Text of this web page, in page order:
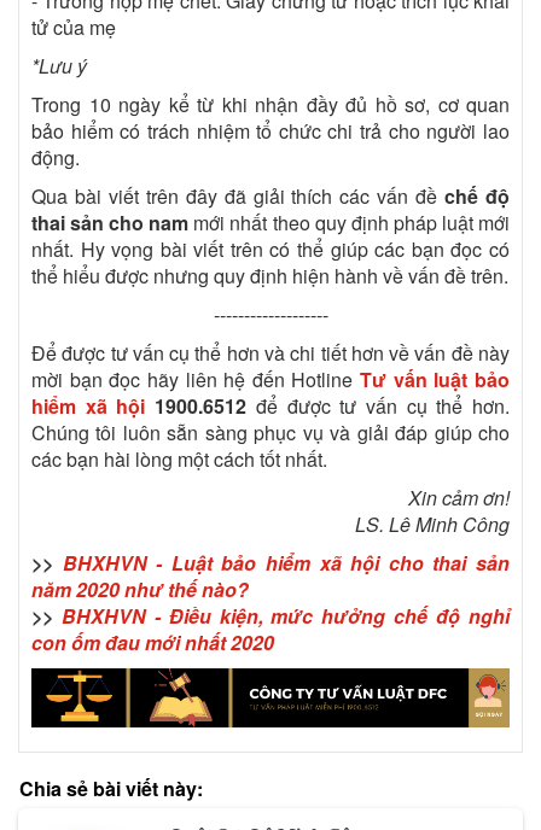
tử của mẹ
*Lưu ý
Trong 10 ngày kể từ khi nhận đầy đủ hồ sơ, cơ quan
bảo hiểm có trách nhiệm tổ chức chi trả cho người lao
động.
Qua bài viết trên đây đã giải thích các vấn đềchế độ
thai sản cho nam mới nhất theo quy định pháp luật mới
nhất. Hy vọng bài viết trên có thể giúp các bạn đọc có
thể hiểu được nhưng quy định hiện hành về vấn đề trên.
-------------------
Để được tư vấn cụ thể hơn và chi tiết hơn về vấn đề này
mời bạn đọc hãy liên hệ đến HotlineTư vấn luật bảo
hiểm xã hội 1900.6512 để được tư vấn cụ thể hơn.
Chúng tôi luôn sẵn sàng phục vụ và giải đáp giúp cho
các bạn hài lòng một cách tốt nhất.
Xin cảm ơn!
LS. Lê Minh Công
>> BHXHVN - Luật bảo hiểm xã hội cho thai sản
năm 2020 như thế nào?
>> BHXHVN - Điều kiện, mức hưởng chế độ nghỉ
con ốm đau mới nhất 2020
Chia sẻ bài viết này: